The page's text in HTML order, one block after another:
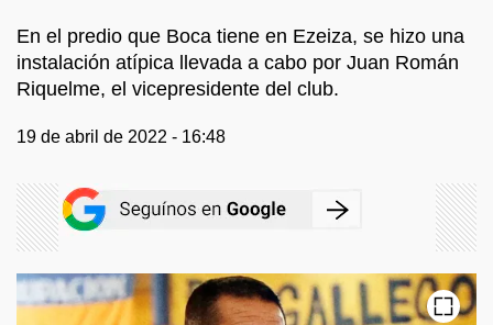
En el predio que Boca tiene en Ezeiza, se hizo una
instalación atípica llevada a cabo por Juan Román
Riquelme, el vicepresidente del club.
19 de abril de 2022 - 16:48